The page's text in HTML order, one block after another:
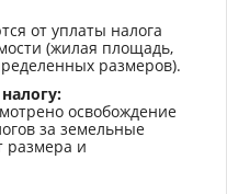
от уплаты налога
(жилая площадь,
размеров).
освобождение
за земельные
размера и